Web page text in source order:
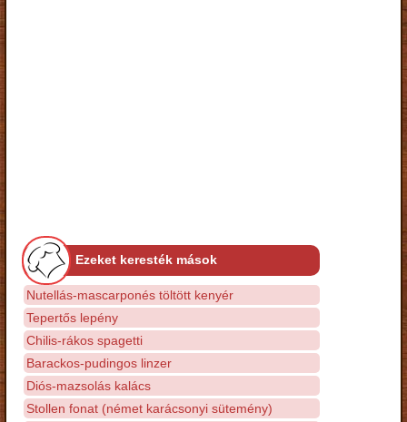
Ezeket keresték mások
Nutellás-mascarponés töltött kenyér
Tepertős lepény
Chilis-rákos spagetti
Barackos-pudingos linzer
Diós-mazsolás kalács
Stollen fonat (német karácsonyi sütemény)